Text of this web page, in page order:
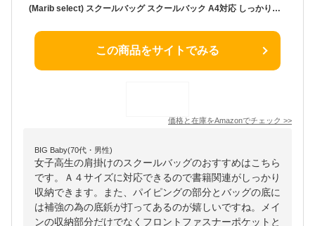
(Marib select) スクールバッグ スクールバック A4対応 しっかりマチ スクバ 通学 入学 中学生 高校生 学生鞄 男女兼用 ボストン型 スクバ レッスンバッグ 学生カバン #c274 (ネイビー)
この商品をサイトでみる
価格と在庫をAmazonでチェック >>
BIG Baby(70代・男性)
女子高生の肩掛けのスクールバッグのおすすめはこちら
です。Ａ４サイズに対応できるので書籍関連がしっかり
収納できます。また、パイピングの部分とバッグの底に
は補強の為の底鋲が打ってあるのが嬉しいですね。メイ
ンの収納部分だけでなくフロントファスナーポケットと